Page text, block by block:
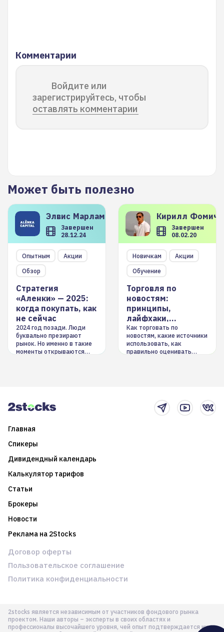
Комментарии
Войдите или
зарегистрируйтесь, чтобы
оставлять комментарии
Может быть полезно
Элвис Марламов
Завершен
28.12.24
Опытным
Акции
Обзор
Стратегия
«Аленки» — 2025:
когда покупать, как
не сейчас
2024 год позади. Люди
буквально презирают
рынок. Но именно в такие
моменты открываются
Кирилл
Завершен
08.02.20
Новичкам
Акции
Обучение
Торговля по
новостям:
принципы,
лайфхаки,
инструменты
Как торговать по
новостям, какие источники
использовать, как
правильно оценивать
Главная
Спикеры
Дивидендный календарь
Калькулятор тарифов
Статьи
Брокеры
Новости
Реклама на 2Stocks
2stocks является независимым от участников фондового рынка
проектом. Наши авторы – эксперты в своих областях и
профессионалы высочайшего уровня, чей опыт подтверждается их
Договор оферты
Пользовательское соглашение
Политика конфиденциальности